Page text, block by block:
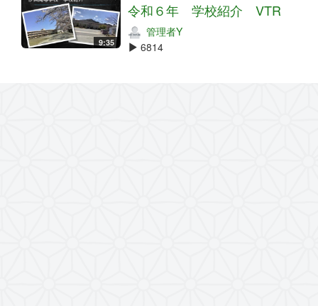
9:35
令和６年 学校紹介 VTR
管理者Y
6814